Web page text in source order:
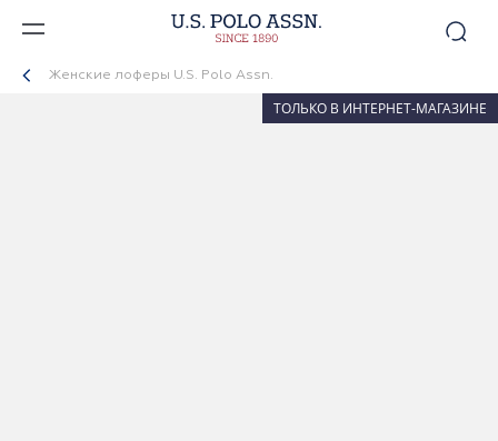
Женские лоферы U.S. Polo Assn.
ТОЛЬКО В ИНТЕРНЕТ-МАГАЗИНЕ